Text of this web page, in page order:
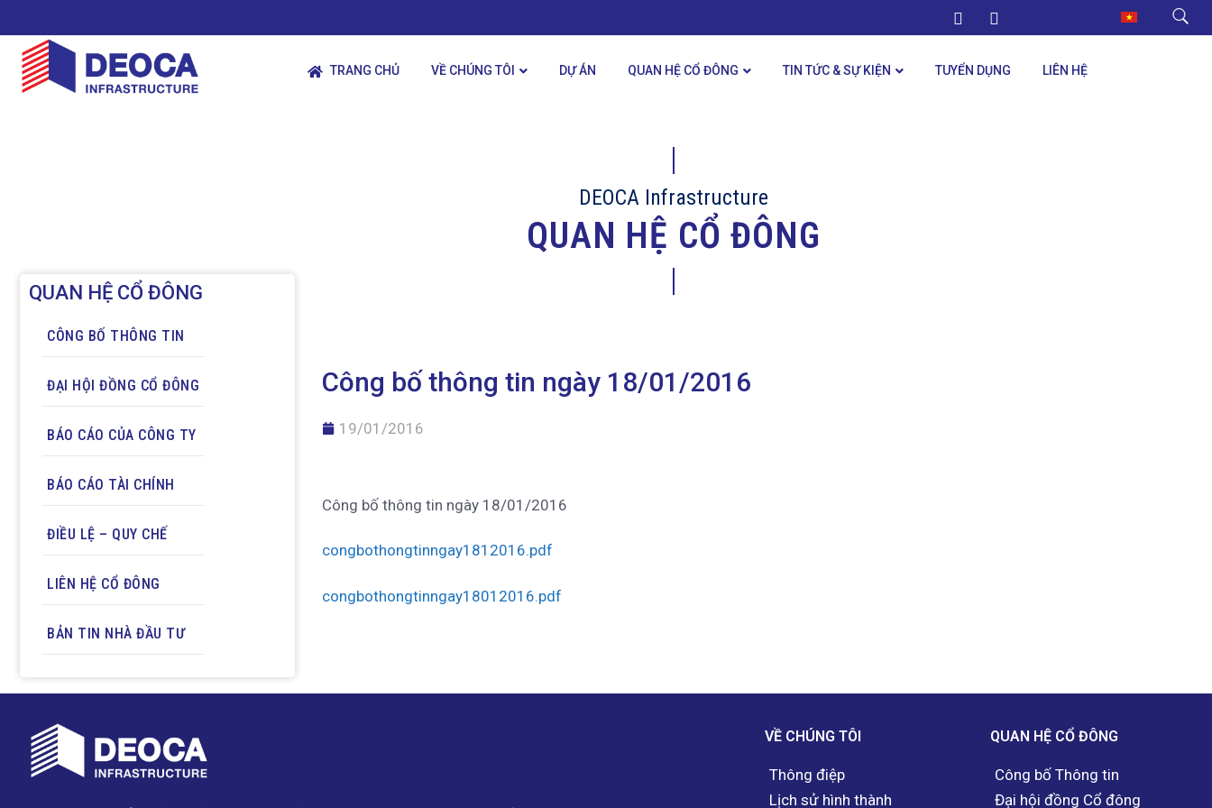
TRANG CHỦ VỀ CHÚNG TÔI DỰ ÁN QUAN HỆ CỔ ĐÔNG TIN TỨC & SỰ KIỆN TUYỂN DỤNG LIÊN HỆ
DEOCA Infrastructure
QUAN HỆ CỔ ĐÔNG
QUAN HỆ CỔ ĐÔNG
CÔNG BỐ THÔNG TIN
ĐẠI HỘI ĐỒNG CỔ ĐÔNG
BÁO CÁO CỦA CÔNG TY
BÁO CÁO TÀI CHÍNH
ĐIỀU LỆ – QUY CHẾ
LIÊN HỆ CỔ ĐÔNG
BẢN TIN NHÀ ĐẦU TƯ
Công bố thông tin ngày 18/01/2016
19/01/2016
Công bố thông tin ngày 18/01/2016
congbothongtinngay1812016.pdf
congbothongtinngay18012016.pdf
VỀ CHÚNG TÔI
Thông điệp
Lịch sử hình thành
QUAN HỆ CỔ ĐÔNG
Công bố Thông tin
Đại hội đồng Cổ đông